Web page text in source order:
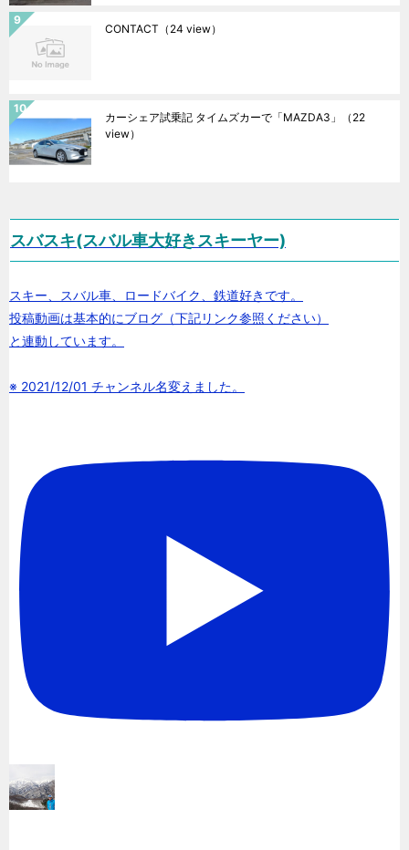
CONTACT （24 view）
カーシェア試乗記 タイムズカーで「MAZDA3」
（22
view）
スバスキ(スバル車大好きスキーヤー)
スキー、スバル車、ロードバイク、鉄道好きです。
投稿動画は基本的にブログ（下記リンク参照ください）
と連動しています。
※ 2021/12/01 チャンネル名変えました。